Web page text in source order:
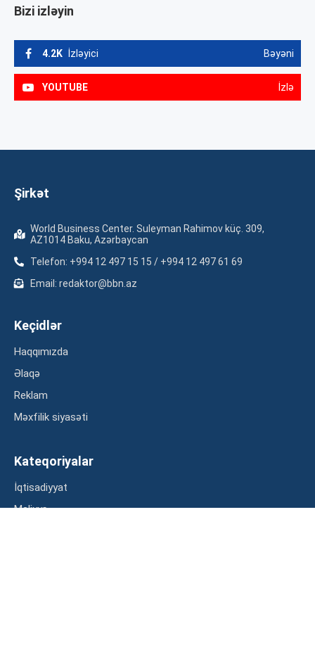
Bizi izləyin
4.2K İzləyici Bəyəni
YOUTUBE İzlə
Şirkət
World Business Center. Suleyman Rahimov küç. 309,
AZ1014 Baku, Azərbaycan
Telefon: +994 12 497 15 15 / +994 12 497 61 69
Email: redaktor@bbn.az
Keçidlər
Haqqımızda
Əlaqə
Reklam
Məxfilik siyasəti
Kateqoriyalar
İqtisadiyyat
Maliyyə